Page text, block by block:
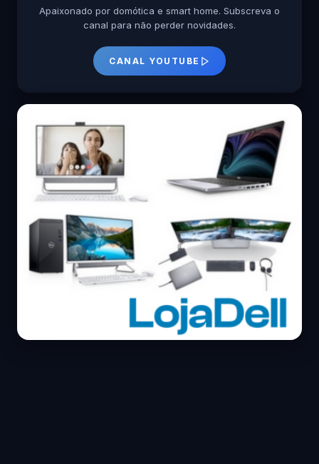
Apaixonado por domótica e smart home. Subscreva o
canal para não perder novidades.
CANAL YOUTUBE